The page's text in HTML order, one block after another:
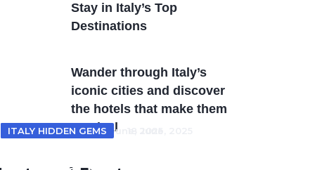
Stay in Italy’s Top
Destinations
Wander through Italy’s
iconic cities and discover
the hotels that make them
magical
ITALY HOTELS 18 June, 2025
ITALY HIDDEN GEMS